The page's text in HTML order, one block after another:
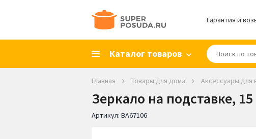
Гарантия и
Каталог товаров
Главная Товары для дома Аксессуары для
Зеркало на подставке,
Артикул: BA67106